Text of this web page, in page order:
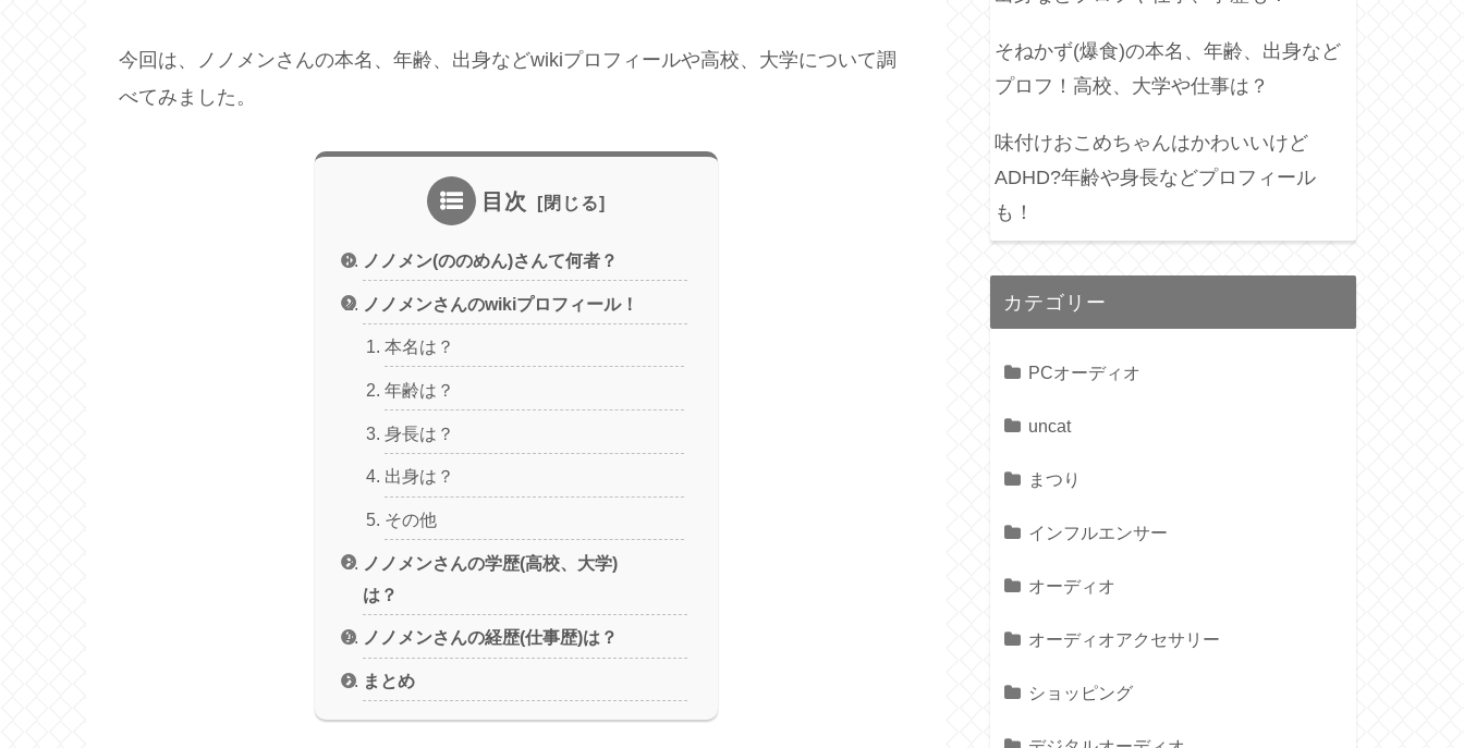
今回は、ノノメンさんの本名、年齢、出身などwikiプロフィールや高校、大学について調
べてみました。
目次
ノノメン(ののめん)さんて何者？
ノノメンさんのwikiプロフィール！
本名は？
年齢は？
身長は？
出身は？
その他
ノノメンさんの学歴(高校、大学)
は？
ノノメンさんの経歴(仕事歴)は？
まとめ
そねかず(爆食)の本名、年齢、出身など
プロフ！高校、大学や仕事は？
味付けおこめちゃんはかわいいけど
ADHD?年齢や身長などプロフィール
も！
カテゴリー
PCオーディオ
uncat
まつり
インフルエンサー
オーディオ
オーディオアクセサリー
ショッピング